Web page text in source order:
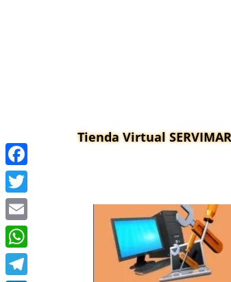
Tienda Virtual
Facebook
Twitter
Email
WhatsApp